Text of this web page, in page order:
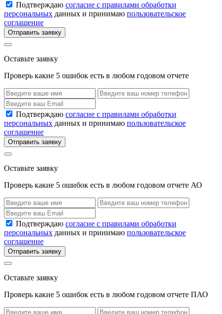
Подтверждаю согласие с правилами обработки
персональных данных и принимаю пользовательское
соглашение
Отправить заявку
Оставьте заявку
Проверь какие 5 ошибок есть в любом годовом отчете
Подтверждаю согласие с правилами обработки
персональных данных и принимаю пользовательское
соглашение
Отправить заявку
Оставьте заявку
Проверь какие 5 ошибок есть в любом годовом отчете АО
Подтверждаю согласие с правилами обработки
персональных данных и принимаю пользовательское
соглашение
Отправить заявку
Оставьте заявку
Проверь какие 5 ошибок есть в любом годовом отчете ПАО